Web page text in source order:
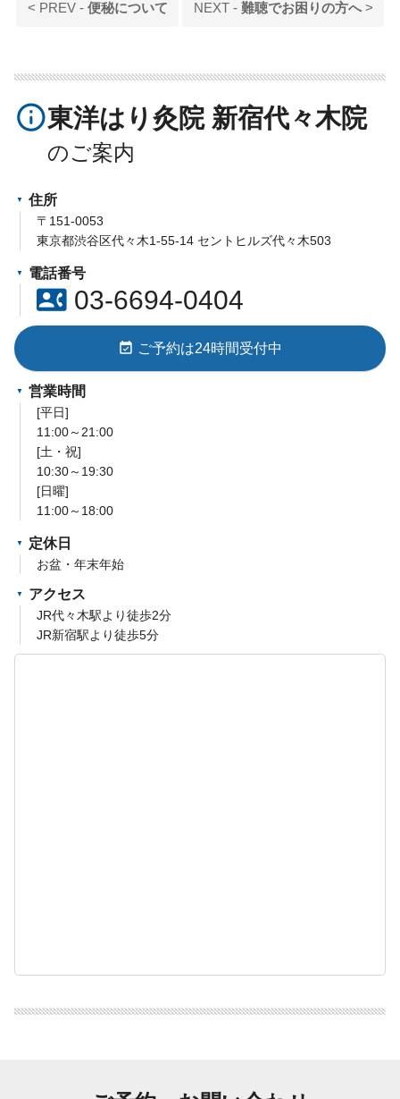
< PREV - 便秘について NEXT - 難聴でお困りの方へ>
info_outline東洋はり灸院 新宿代々木院
住所
〒151-0053
東京都渋谷区代々木1-55-14 セントヒルズ代々木503
電話番号
contact_phone03-6694-0404
event_available ご予約は24時間受付中
営業時間
[平日]
11:00～21:00
[土・祝]
10:30～19:30
[日曜]
11:00～18:00
定休日
お盆・年末年始
アクセス
JR代々木駅より徒歩2分
JR新宿駅より徒歩5分